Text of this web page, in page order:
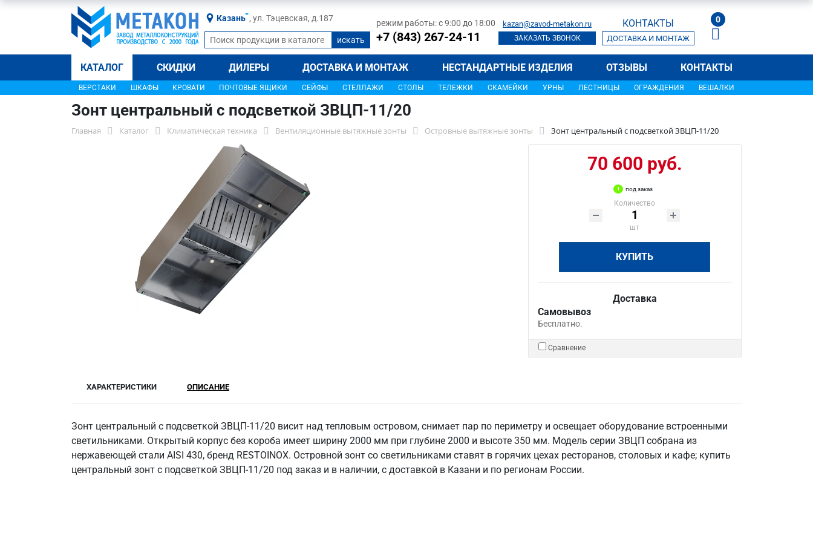
Казань , ул. Тэцевская, д.187 режим работы: с 9:00 до 18:00
+7 (843) 267-24-11
kazan@zavod-metakon.ru
ЗАКАЗАТЬ ЗВОНОК
КОНТАКТЫ
ДОСТАВКА И МОНТАЖ
0
КАТАЛОГ СКИДКИ ДИЛЕРЫ ДОСТАВКА И МОНТАЖ НЕСТАНДАРТНЫЕ ИЗДЕЛИЯ ОТЗЫВЫ КОНТАКТЫ
ВЕРСТАКИ ШКАФЫ КРОВАТИ ПОЧТОВЫЕ ЯЩИКИ СЕЙФЫ СТЕЛЛАЖИ СТОЛЫ ТЕЛЕЖКИ СКАМЕЙКИ УРНЫ ЛЕСТНИЦЫ ОГРАЖДЕНИЯ ВЕШАЛКИ
Зонт центральный с подсветкой ЗВЦП-11/20
Главная Каталог Климатическая техника Вентиляционные вытяжные зонты Островные вытяжные зонты Зонт центральный с подсветкой ЗВЦП-11/20
70 600 руб.
под заказ
Количество
шт
КУПИТЬ
Доставка
Самовывоз
Бесплатно.
Сравнение
ХАРАКТЕРИСТИКИ ОПИСАНИЕ
Зонт центральный с подсветкой ЗВЦП-11/20 висит над тепловым островом, снимает пар по периметру и освещает оборудование встроенными
светильниками. Открытый корпус без короба имеет ширину 2000 мм при глубине 2000 и высоте 350 мм. Модель серии ЗВЦП собрана из
нержавеющей стали AISI 430, бренд RESTOINOX. Островной зонт со светильниками ставят в горячих цехах ресторанов, столовых и кафе; купить
центральный зонт с подсветкой ЗВЦП-11/20 под заказ и в наличии, с доставкой в Казани и по регионам России.